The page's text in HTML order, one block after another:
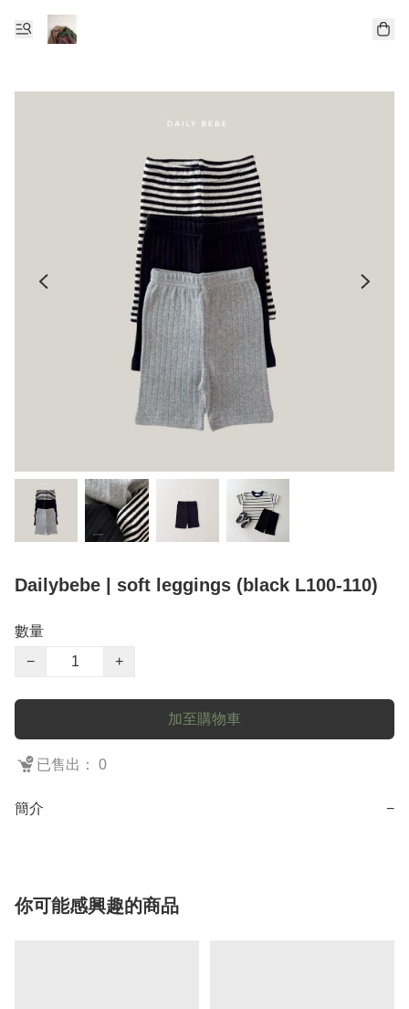
Dailybebe | soft leggings (black L100-110)
數量
−
+
加至購物車
已售出： 0
簡介 −
你可能感興趣的商品